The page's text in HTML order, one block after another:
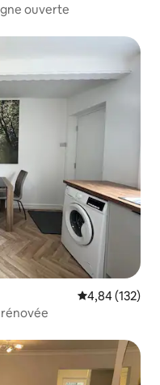
ouverte
Note
4,84 (132)
plus aimés